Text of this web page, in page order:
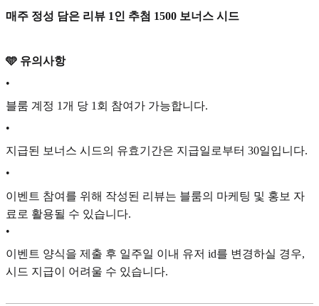
매주 정성 담은 리뷰 1인 추첨 1500 보너스 시드
🩵 유의사항
•
블룸 계정 1개 당 1회 참여가 가능합니다.
•
지급된 보너스 시드의 유효기간은 지급일로부터 30일입니다.
•
이벤트 참여를 위해 작성된 리뷰는 블룸의 마케팅 및 홍보 자
료로 활용될 수 있습니다.
•
이벤트 양식을 제출 후 일주일 이내 유저 id를 변경하실 경우,
시드 지급이 어려울 수 있습니다.